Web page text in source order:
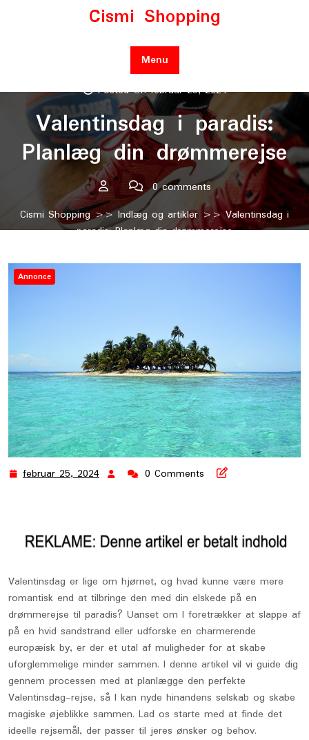
Cismi Shopping
Menu
Posted On februar 25, 2024
Valentinsdag i paradis:
Planlæg din drømmerejse
0 comments
Cismi Shopping>>Indlæg og artikler>> Valentinsdag i
paradis: Planlæg din drømmerejse
Annonce
februar 25, 2024 februar
0 Comments
Valentinsdag er lige om hjørnet, og hvad kunne være mere
romantisk end at tilbringe den med din elskede på en
drømmerejse til paradis? Uanset om I foretrækker at slappe af
på en hvid sandstrand eller udforske en charmerende
europæisk by, er der et utal af muligheder for at skabe
uforglemmelige minder sammen. I denne artikel vil vi guide dig
gennem processen med at planlægge den perfekte
Valentinsdag-rejse, så I kan nyde hinandens selskab og skabe
magiske øjeblikke sammen. Lad os starte med at finde det
ideelle rejsemål, der passer til jeres ønsker og behov.